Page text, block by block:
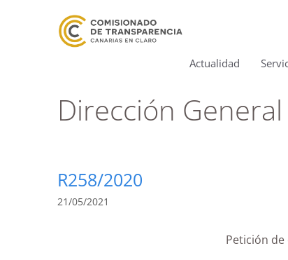
Actualidad
Dirección
R258/2020
21/05/2021
Petición